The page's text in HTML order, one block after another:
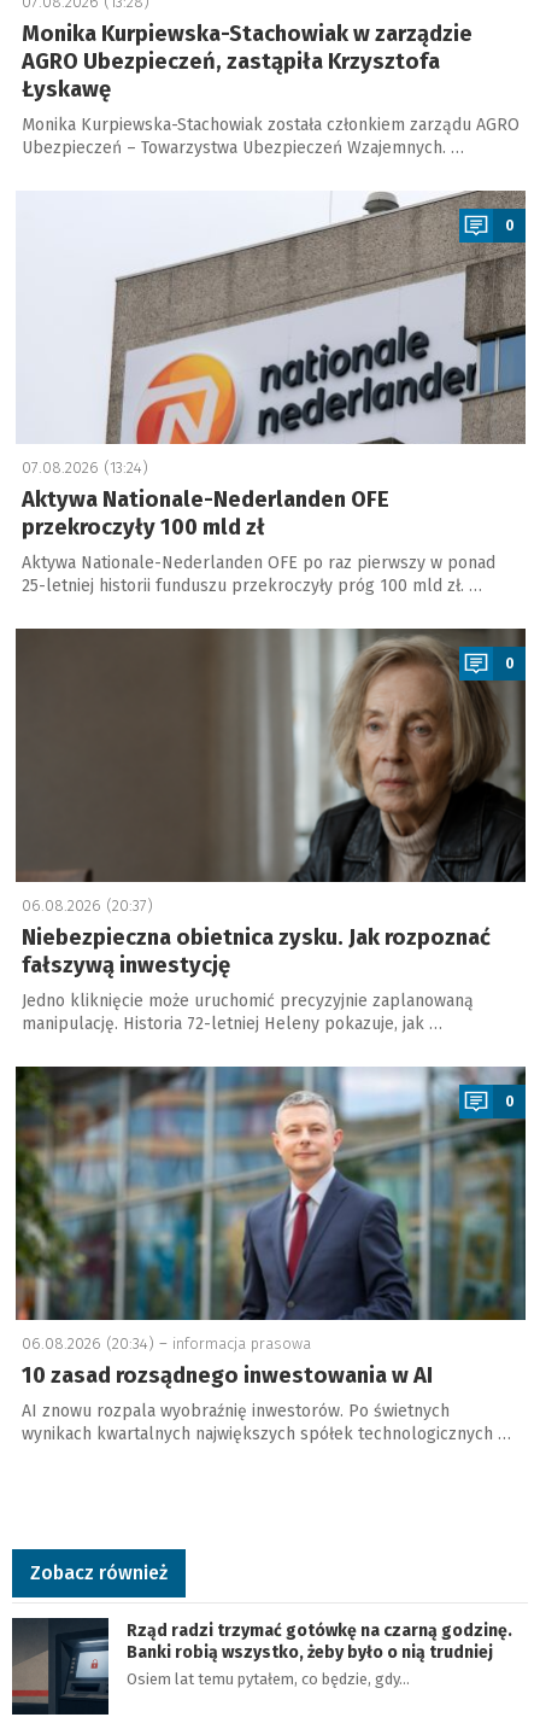
Monika Kurpiewska-Stachowiak w zarządzie
AGRO Ubezpieczeń, zastąpiła Krzysztofa
Łyskawę
Monika Kurpiewska-Stachowiak została członkiem zarządu AGRO
Ubezpieczeń – Towarzystwa Ubezpieczeń Wzajemnych. …
0
07.08.2026 (13:24)
Aktywa Nationale-Nederlanden OFE
przekroczyły 100 mld zł
Aktywa Nationale-Nederlanden OFE po raz pierwszy w ponad
25-letniej historii funduszu przekroczyły próg 100 mld zł. …
a
0
06.08.2026 (20:37)
Niebezpieczna obietnica zysku. Jak rozpoznać
fałszywą inwestycję
Jedno kliknięcie może uruchomić precyzyjnie zaplanowaną
manipulację. Historia 72-letniej Heleny pokazuje, jak …
a
0
06.08.2026 (20:34) – informacja prasowa
10 zasad rozsądnego inwestowania w AI
AI znowu rozpala wyobraźnię inwestorów. Po świetnych
wynikach kwartalnych największych spółek technologicznych …
Zobacz również
Rząd radzi trzymać gotówkę na czarną godzinę.
Banki robią wszystko, żeby było o nią trudniej
Osiem lat temu pytałem, co będzie, gdy…